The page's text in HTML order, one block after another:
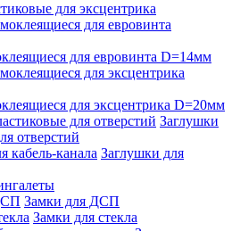
для эксцентрика
для евровинта D=14мм
для эксцентрика D=20мм
Заглушки
отверстий
Заглушки для
Замки для ДСП
Замки для стекла